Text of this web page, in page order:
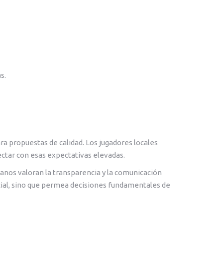
propuestas de calidad. Los jugadores locales
con esas expectativas elevadas.
valoran la transparencia y la comunicación
sino que permea decisiones fundamentales de